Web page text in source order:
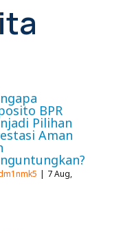
BPR
Pilihan
Aman
| 7 Aug,